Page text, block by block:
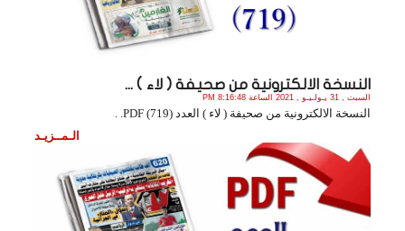
النسخة الالكترونية من صحيفة ( لاء ) ...
السبت , 31 يـولـيـو , 2021 الساعة 8:16:48 PM
النسخة الالكترونية من صحيفة ( لاء ) العدد (719) PDF. .
الـمــزيـد